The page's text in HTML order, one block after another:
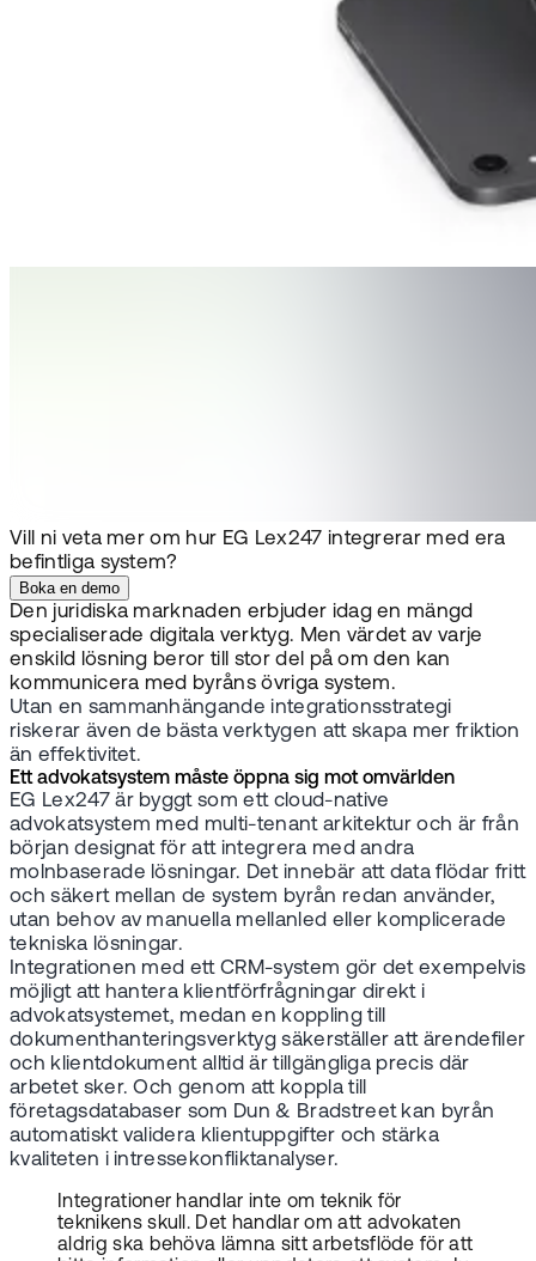
Vill ni veta mer om hur EG Lex247 integrerar med era
befintliga system?
Boka en demo
Den juridiska marknaden erbjuder idag en mängd
specialiserade digitala verktyg. Men värdet av varje
enskild lösning beror till stor del på om den kan
kommunicera med byråns övriga system.
Utan en sammanhängande integrationsstrategi
riskerar även de bästa verktygen att skapa mer friktion
än effektivitet.
Ett advokatsystem måste öppna sig mot omvärlden
EG Lex247 är byggt som ett cloud-native
advokatsystem med multi-tenant arkitektur och är från
början designat för att integrera med andra
molnbaserade lösningar. Det innebär att data flödar fritt
och säkert mellan de system byrån redan använder,
utan behov av manuella mellanled eller komplicerade
tekniska lösningar.
Integrationen med ett CRM-system gör det exempelvis
möjligt att hantera klientförfrågningar direkt i
advokatsystemet, medan en koppling till
dokumenthanteringsverktyg säkerställer att ärendefiler
och klientdokument alltid är tillgängliga precis där
arbetet sker. Och genom att koppla till
företagsdatabaser som Dun & Bradstreet kan byrån
automatiskt validera klientuppgifter och stärka
kvaliteten i intressekonfliktanalyser.
Integrationer handlar inte om teknik för
teknikens skull. Det handlar om att advokaten
aldrig ska behöva lämna sitt arbetsflöde för att